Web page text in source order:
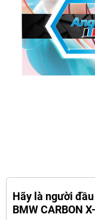
Hãy là người đầu
BMW CARBON